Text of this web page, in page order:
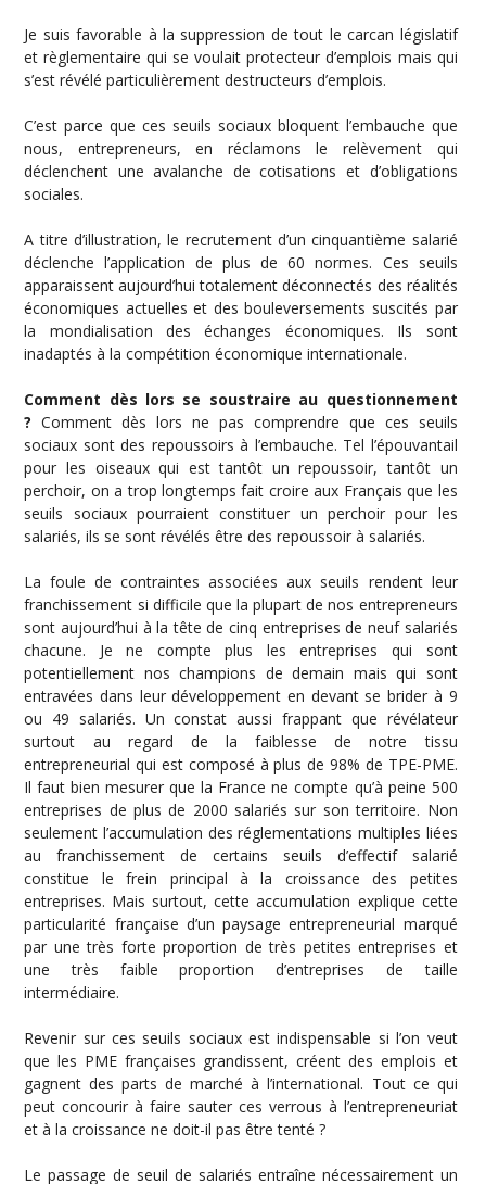
Je suis favorable à la suppression de tout le carcan législatif
et règlementaire qui se voulait protecteur d’emplois mais qui
s’est révélé particulièrement destructeurs d’emplois.
C’est parce que ces seuils sociaux bloquent l’embauche que
nous, entrepreneurs, en réclamons le relèvement qui
déclenchent une avalanche de cotisations et d’obligations
sociales.
A titre d’illustration, le recrutement d’un cinquantième salarié
déclenche l’application de plus de 60 normes. Ces seuils
apparaissent aujourd’hui totalement déconnectés des réalités
économiques actuelles et des bouleversements suscités par
la mondialisation des échanges économiques. Ils sont
inadaptés à la compétition économique internationale.
Comment dès lors se soustraire au questionnement
? Comment dès lors ne pas comprendre que ces seuils
sociaux sont des repoussoirs à l’embauche. Tel l’épouvantail
pour les oiseaux qui est tantôt un repoussoir, tantôt un
perchoir, on a trop longtemps fait croire aux Français que les
seuils sociaux pourraient constituer un perchoir pour les
salariés, ils se sont révélés être des repoussoir à salariés.
La foule de contraintes associées aux seuils rendent leur
franchissement si difficile que la plupart de nos entrepreneurs
sont aujourd’hui à la tête de cinq entreprises de neuf salariés
chacune. Je ne compte plus les entreprises qui sont
potentiellement nos champions de demain mais qui sont
entravées dans leur développement en devant se brider à 9
ou 49 salariés. Un constat aussi frappant que révélateur
surtout au regard de la faiblesse de notre tissu
entrepreneurial qui est composé à plus de 98% de TPE-PME.
Il faut bien mesurer que la France ne compte qu’à peine 500
entreprises de plus de 2000 salariés sur son territoire. Non
seulement l’accumulation des réglementations multiples liées
au franchissement de certains seuils d’effectif salarié
constitue le frein principal à la croissance des petites
entreprises. Mais surtout, cette accumulation explique cette
particularité française d’un paysage entrepreneurial marqué
par une très forte proportion de très petites entreprises et
une très faible proportion d’entreprises de taille
intermédiaire.
Revenir sur ces seuils sociaux est indispensable si l’on veut
que les PME françaises grandissent, créent des emplois et
gagnent des parts de marché à l’international. Tout ce qui
peut concourir à faire sauter ces verrous à l’entrepreneuriat
et à la croissance ne doit-il pas être tenté ?
Le passage de seuil de salariés entraîne nécessairement un